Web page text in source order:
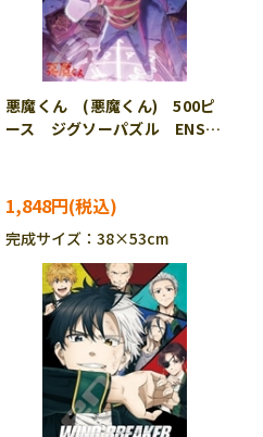
悪魔くん (悪魔くん) 500ピ
ース ジグソーパズル ENS-
1,848円
完成サイズ：38×53cm